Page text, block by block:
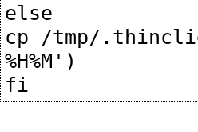
else
cp /tmp/
%H%M')